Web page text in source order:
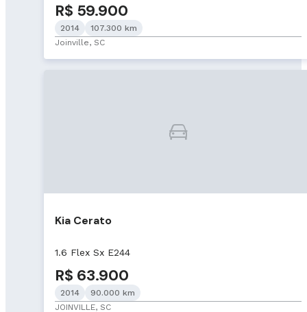
R$ 59.900
2014
107.300 km
Joinville, SC
Kia Cerato
1.6 Flex Sx E244
R$ 63.900
2014
90.000 km
JOINVILLE, SC